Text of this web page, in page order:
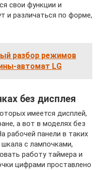
свои функции и
и различаться по форме,
разбор режимов
автомат LG
без дисплея
имеется дисплей,
а вот в моделях без
рабочей панели в таких
с лампочками,
работу таймера и
цифрами проставлено